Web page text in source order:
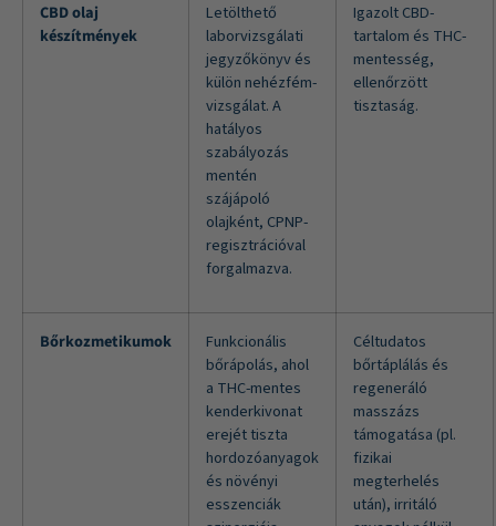
CBD olaj
készítmények
Letölthető
laborvizsgálati
jegyzőkönyv és
külön nehézfém-
vizsgálat. A
hatályos
szabályozás
mentén
szájápoló
olajként, CPNP-
regisztrációval
forgalmazva.
Igazolt CBD-
tartalom és THC-
mentesség,
ellenőrzött
tisztaság.
Bőrkozmetikumok
Funkcionális
bőrápolás, ahol
a THC-mentes
kenderkivonat
erejét tiszta
hordozóanyagok
és növényi
esszenciák
Céltudatos
bőrtáplálás és
regeneráló
masszázs
támogatása (pl.
fizikai
megterhelés
után), irritáló